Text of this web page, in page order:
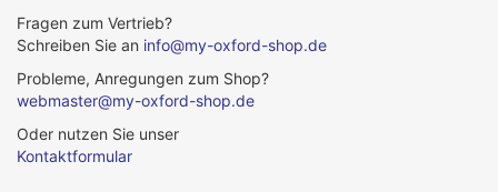
Fragen zum Vertrieb?
Schreiben Sie an info@my-oxford-shop.de
Probleme, Anregungen zum Shop?
webmaster@my-oxford-shop.de
Oder nutzen Sie unser
Kontaktformular